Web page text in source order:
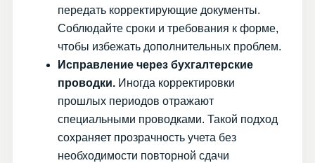
передать корректирующие документы.
Соблюдайте сроки и требования к форме,
чтобы избежать дополнительных проблем.
Исправление через бухгалтерские
проводки. Иногда корректировки
прошлых периодов отражают
специальными проводками. Такой подход
сохраняет прозрачность учета без
необходимости повторной сдачи